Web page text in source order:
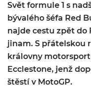
Svět formule 1 s
bývalého šéfa Red
najde cestu zpět do
jinam. S přátelskou
královny
Ecclestone, jenž
štěstí v MotoGP.